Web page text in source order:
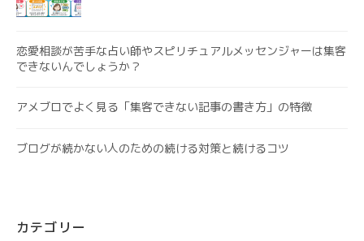
恋愛相談が苦手な占い師やスピリチュアルメッセンジャーは集客
できないんでしょうか？
アメブロでよく見る「集客できない記事の書き方」の特徴
ブログが続かない人のための続ける対策と続けるコツ
カテゴリー